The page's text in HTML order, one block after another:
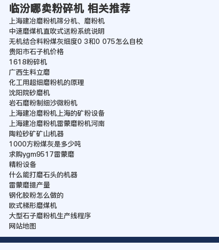
临汾哪卖粉碎机 相关推荐
上海建冶磨粉机筛分机、磨粉机
中速磨煤机直吹式送粉系统说明
无机结合料粉煤灰细度0 3和0 075怎么自校
贵阳市石子机价格
1618粉碎机
广西生料立磨
化工用超细磨粉机的原理
沈阳院砂磨机
岩石磨粉制细沙微粉机
上海建冶磨粉机上海的矿粉设备
上海建冶磨粉机雷蒙磨粉机河南
陶粒砂矿矿山机器
1000方粉煤灰是多少吨
求购ygm9517雷蒙磨
精粉设备
什么能打磨石头的机器
雷蒙磨提产量
钢化胶粉怎么做的
欧式梯形磨煤机
大型石子磨粉机生产线程序
网站地图